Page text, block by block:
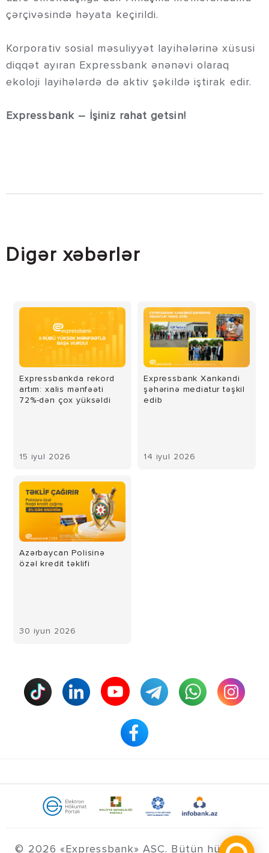
çərçivəsində həyata keçirildi.
Korporativ sosial məsuliyyət layihələrinə xüsusi
diqqət ayıran Expressbank ənənəvi olaraq
ekoloji layihələrdə də aktiv şəkildə iştirak edir.
Expressbank – İşiniz rahat getsin!
Digər xəbərlər
Expressbankda rekord
artım: xalis mənfəəti
72%-dən çox yüksəldi
15 iyul 2026
Expressbank Xankəndi
şəhərinə mediatur təşkil
edib
14 iyul 2026
Azərbaycan Polisinə
özəl kredit təklifi
30 iyun 2026
© 2026 «Expressbank» ASC. Bütün hüquqlar